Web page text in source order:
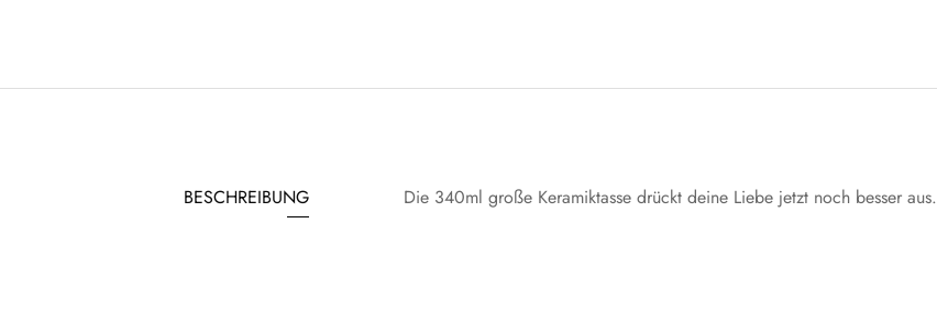
BESCHREIBUNG Die 340ml große Keramiktasse drückt deine Liebe jetzt noch besser aus.